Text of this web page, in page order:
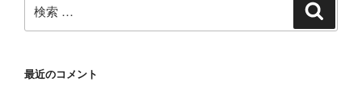
索:
最近のコメント